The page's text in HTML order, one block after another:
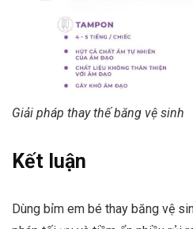
Giải pháp thay thế băng vệ sinh
Kết luận
Dùng bỉm em bé thay băng vệ